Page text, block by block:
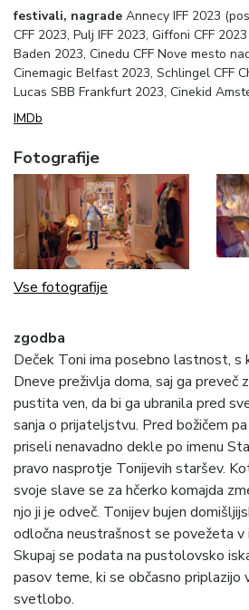
festivali, nagrade Annecy IFF 2023
CFF 2023, Pulj IFF 2023, Giffoni CFF
Baden 2023, Cinedu CFF Nove mesto
Cinemagic Belfast 2023, Schlingel CFF
Lucas SBB Frankfurt 2023, Cinekid
IMDb
Fotografije
Vse fotografije
zgodba
Deček Toni ima posebno lastnost, s
Dneve preživlja doma, saj ga preveč
pustita ven, da bi ga ubranila pred
sanja o prijateljstvu. Pred božičem
priseli nenavadno dekle po imenu
pravo nasprotje Tonijevih staršev.
svoje slave se za hčerko komajda
njo ji je odveč. Tonijev bujen
odločna neustrašnost se povežeta
Skupaj se podata na pustolovsko
pasov teme, ki se občasno priplazijo
svetlobo.